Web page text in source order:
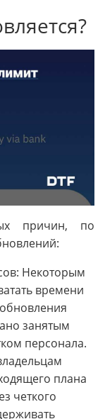
причин, по
Некоторым
времени
занятым
персонала.
плана
четкого